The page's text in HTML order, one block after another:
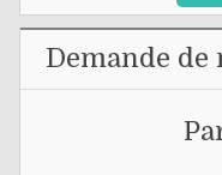
Demande